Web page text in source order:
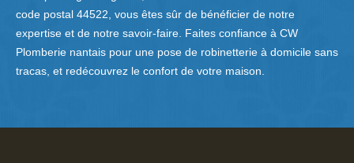
code postal 44522, vous êtes sûr de bénéficier de notre
expertise et de notre savoir-faire. Faites confiance à CW
Plomberie nantais pour une pose de robinetterie à domicile sans
tracas, et redécouvrez le confort de votre maison.